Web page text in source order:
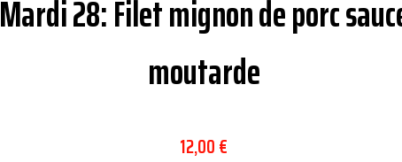
Mardi 28: Filet mignon de porc
moutarde
12,00 €